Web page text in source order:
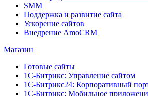
SMM
Поддержка и развитие сайта
Ускорение сайтов
Внедрение AmoCRM
Магазин
Готовые сайты
1С-Битрикс: Управление сайтом
1С-Битрикс24: Корпоративный
1С-Битрикс: Мобильное